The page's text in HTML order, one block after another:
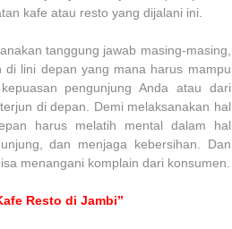
kafe atau resto yang dijalani ini.
tanggung jawab masing-masing,
lini depan yang mana harus mampu
pengunjung Anda atau dari
di depan. Demi melaksanakan hal
harus melatih mental dalam hal
dan menjaga kebersihan. Dan
menangani komplain dari konsumen.
Resto di Jambi”